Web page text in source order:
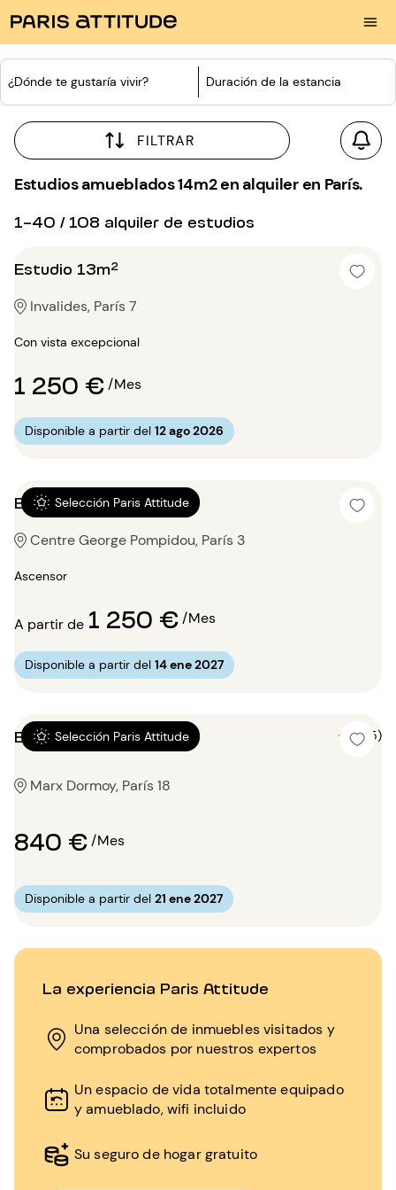
¿Dónde te gustaría vivir? Duración de la estancia
FILTRAR
Estudios amueblados 14m2 en alquiler en París.
1-40 / 108 alquiler de estudios
La experiencia Paris Attitude
Una selección de inmuebles visitados y
comprobados por nuestros expertos
Un espacio de vida totalmente equipado
y amueblado, wifi incluido
Su seguro de hogar gratuito
Estudio 13m²
Invalides, París 7
Con vista excepcional
1 250 €/Mes
Disponible a partir del 12 ago 2026
Selección Paris Attitude
Estudio 15m²
Centre George Pompidou, París 3
Ascensor
A partir de 1 250 €/Mes
Disponible a partir del 14 ene 2027
Selección Paris Attitude
Estudio 15m² 5 (5)
Marx Dormoy, París 18
840 €/Mes
Disponible a partir del 21 ene 2027